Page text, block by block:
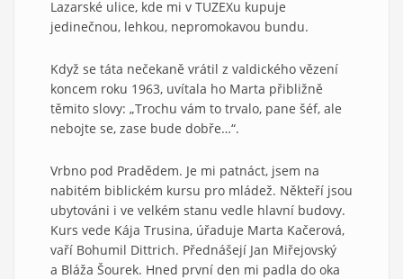
Lazarské ulice, kde mi v TUZEXu kupuje
jedinečnou, lehkou, nepromokavou bundu.
Když se táta nečekaně vrátil z valdického vězení
koncem roku 1963, uvítala ho Marta přibližně
těmito slovy: „Trochu vám to trvalo, pane šéf, ale
nebojte se, zase bude dobře…“.
Vrbno pod Pradědem. Je mi patnáct, jsem na
nabitém biblickém kursu pro mládež. Někteří jsou
ubytováni i ve velkém stanu vedle hlavní budovy.
Kurs vede Kája Trusina, úřaduje Marta Kačerová,
vaří Bohumil Dittrich. Přednášejí Jan Miřejovský
a Bláža Šourek. Hned první den mi padla do oka